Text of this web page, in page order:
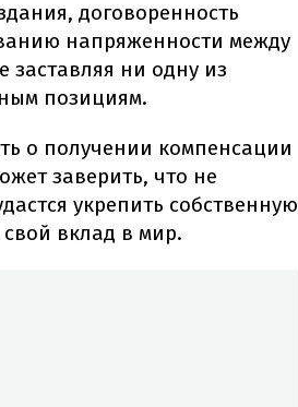
договоренность
напряженности между
ни одну из
позициям.
о получении компенсации
заверить, что не
укрепить собственную
вклад в мир.